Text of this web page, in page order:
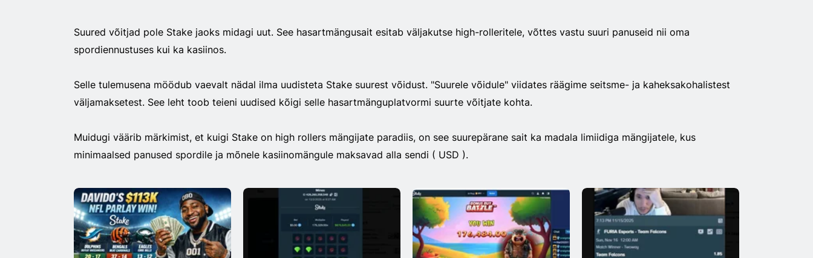
Suured võitjad pole Stake jaoks midagi uut. See hasartmängusait esitab väljakutse high-rolleritele, võttes vastu suuri panuseid nii oma
spordiennustuses kui ka kasiinos.
Selle tulemusena möödub vaevalt nädal ilma uudisteta Stake suurest võidust. "Suurele võidule" viidates räägime seitsme- ja kaheksakohalistest
väljamaksetest. See leht toob teieni uudised kõigi selle hasartmänguplatvormi suurte võitjate kohta.
Muidugi väärib märkimist, et kuigi Stake on high rollers mängijate paradiis, on see suurepärane sait ka madala limiidiga mängijatele, kus
minimaalsed panused spordile ja mõnele kasiinomängule maksavad alla sendi ( USD ).